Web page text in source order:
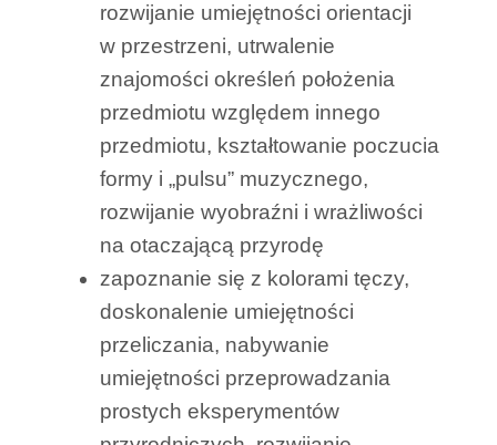
rozwijanie umiejętności orientacji
w przestrzeni, utrwalenie
znajomości określeń położenia
przedmiotu względem innego
przedmiotu, kształtowanie poczucia
formy i „pulsu” muzycznego,
rozwijanie wyobraźni i wrażliwości
na otaczającą przyrodę
zapoznanie się z kolorami tęczy,
doskonalenie umiejętności
przeliczania, nabywanie
umiejętności przeprowadzania
prostych eksperymentów